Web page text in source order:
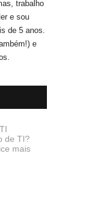
trabalho
e sou
de 5 anos.
e
de TI?
mais